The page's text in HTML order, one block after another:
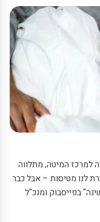
למרכז המיטה, מתלווה
לנו מטיסות – אבל כבר
בפייסבוק ומנכ"ל